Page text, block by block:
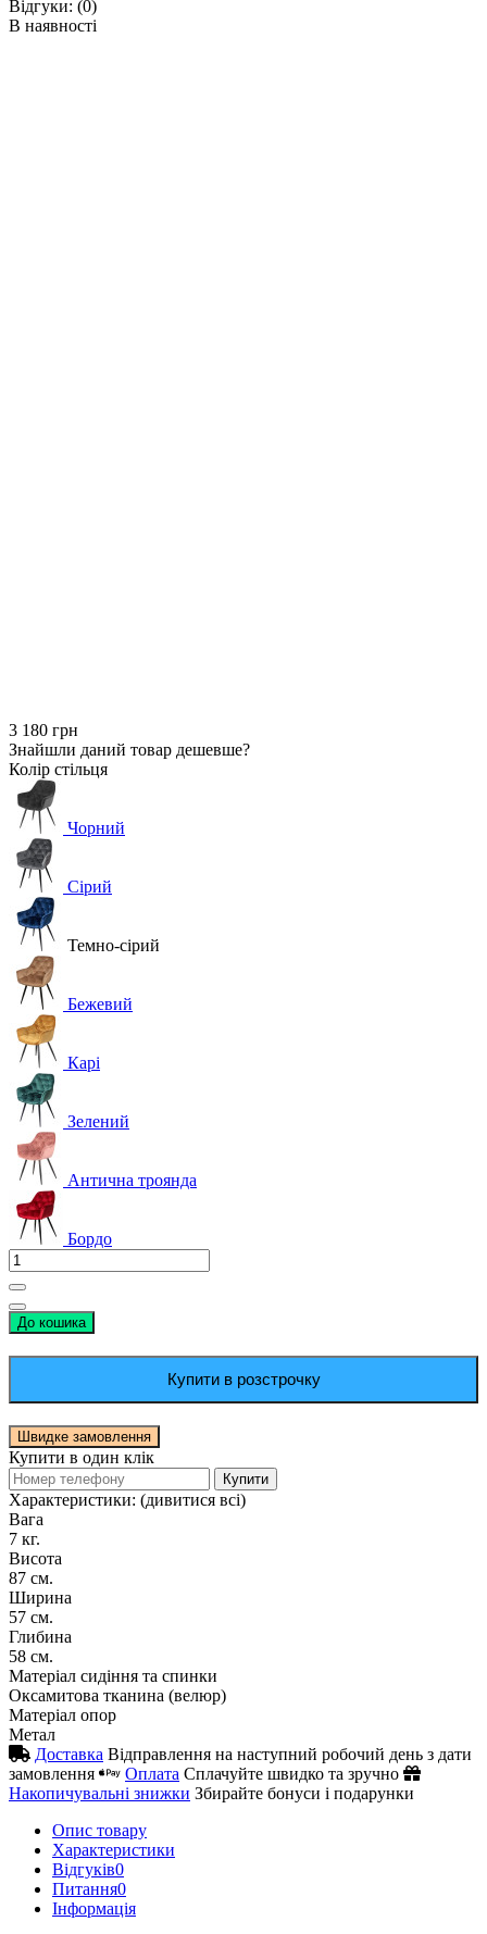
Відгуки: (0)
В наявності
3 180 грн
Знайшли даний товар дешевше?
Колір стільця
Чорний
Сірий
Темно-сірий
Бежевий
Карі
Зелений
Антична троянда
Бордо
До кошика
Купити в розстрочку
Швидке замовлення
Купити в один клік
Купити
Характеристики: (дивитися всі)
Вага
7 кг.
Висота
87 см.
Ширина
57 см.
Глибина
58 см.
Матеріал сидіння та спинки
Оксамитова тканина (велюр)
Матеріал опор
Метал
Доставка Відправлення на наступний робочий день з дати
замовлення
Оплата Сплачуйте швидко та зручно
Накопичувальні знижки Збирайте бонуси і подарунки
Опис товару
Характеристики
Відгуків0
Питання0
Iнформація